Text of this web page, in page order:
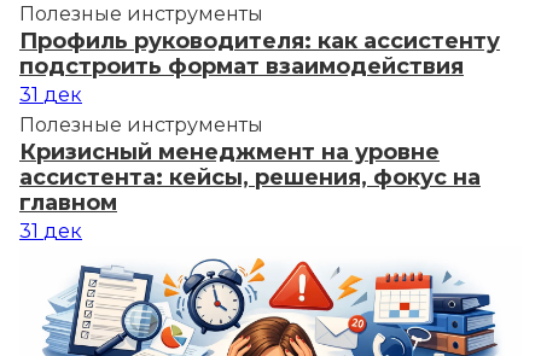
Полезные инструменты
Профиль руководителя: как ассистенту
подстроить формат взаимодействия
31 дек
Полезные инструменты
Кризисный менеджмент на уровне
ассистента: кейсы, решения, фокус на
главном
31 дек